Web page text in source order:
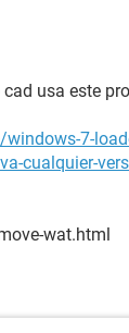
usa este
7-
cualquier-
wat.html